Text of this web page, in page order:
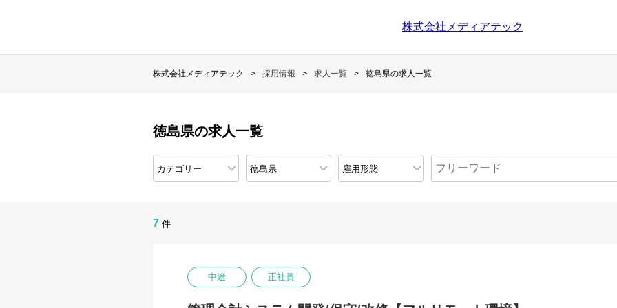
株式会社メディアテック
株式会社メディアテック 採用情報 求人一覧 徳島県の求人一覧
徳島県の求人一覧
7 件
中途 正社員